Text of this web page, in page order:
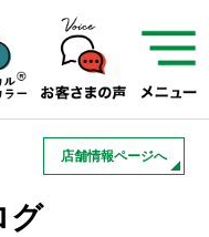
サトーメガネの遠近
検査・フィッティング
アフターサービス
店舗情報ページへ
グ